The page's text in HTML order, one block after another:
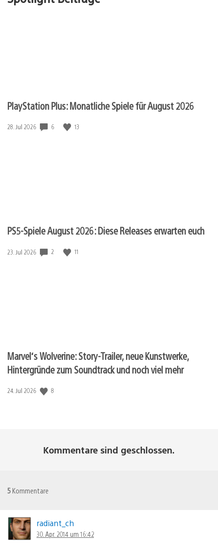
PlayStation Plus: Monatliche Spiele für August 2026
Veröffentlichungsdatum:
28. Jul 2026 6 13
PS5-Spiele August 2026: Diese Releases erwarten euch
Veröffentlichungsdatum:
23. Jul 2026 2 11
Marvel‘s Wolverine: Story-Trailer, neue Kunstwerke,
Hintergründe zum Soundtrack und noch viel mehr
Veröffentlichungsdatum:
24. Jul 2026 8
Kommentare sind geschlossen.
5 Kommentare
radiant_ch
30. Apr. 2014 um 16:42